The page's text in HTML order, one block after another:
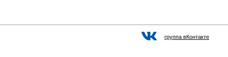
группа вКонтакте